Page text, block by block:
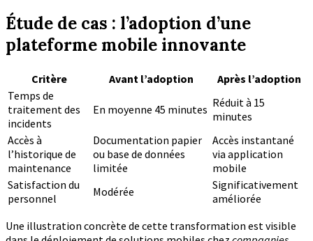
Étude de cas : l’adoption d’une
plateforme mobile innovante
Critère Avant l’adoption
Après l’adoption
Temps de
traitement des
incidents
En moyenne 45 minutes Réduit à 15
minutes
Accès à
l’historique de
maintenance
Documentation papier
ou base de données
limitée
Accès instantané
via application
mobile
Satisfaction du
personnel
Modérée
Significativement
améliorée
Une illustration concrète de cette transformation est visible